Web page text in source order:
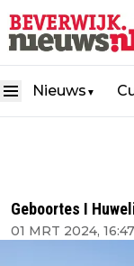
Nieuws ▼
Geboortes I
01 MRT 2024, 16:47